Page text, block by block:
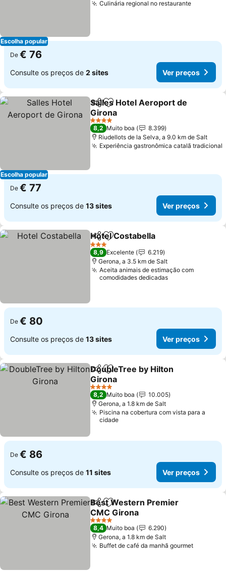
Escolha popular
Culinária regional no restauranteVer
De € 76
Consulte os preços de 2 sites Ver preços
Escolha popular
PartilharAdicionar aos favoritos
Salles Hotel Aeroport de
Girona
Ver preços
4 Estrelas
8,2 Muito boa
8.399
Riudellots de la Selva, a 9.0 km de Salt
Experiência gastronômica catalã tradicional
De € 77
Consulte os preços de 13 sites Ver preços
PartilharAdicionar aos favoritos
Hotel Costabella
3 Estrelas
8,9 Excelente
6.219
Gerona, a 3.5 km de Salt
Aceita animais de estimação com
comodidades dedicadas
De € 80
Consulte os preços de 13 sites Ver preços
PartilharAdicionar aos favoritos
DoubleTree by Hilton
Girona
Ver preços
4 Estrelas
8,2 Muito boa
10.005
Gerona, a 1.8 km de Salt
Piscina na cobertura com vista para a
cidade
De € 86
Consulte os preços de 11 sites Ver preços
PartilharAdicionar aos favoritos
Best Western Premier
CMC Girona
Ver preços
4 Estrelas
8,4 Muito boa
6.290
Gerona, a 1.8 km de Salt
Buffet de café da manhã gourmetVer